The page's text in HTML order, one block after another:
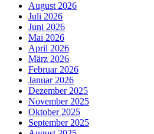
August 2026
Juli 2026
Juni 2026
Mai 2026
April 2026
März 2026
Februar 2026
Januar 2026
Dezember 2025
November 2025
Oktober 2025
September 2025